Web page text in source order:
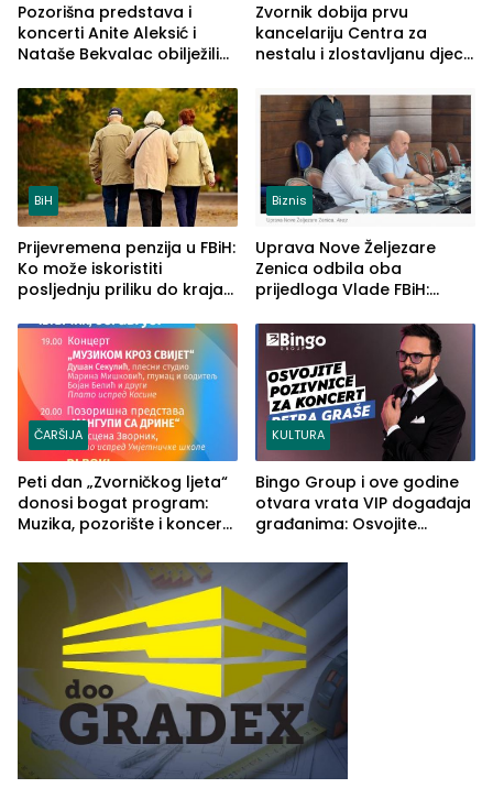
Pozorišna predstava i
koncerti Anite Aleksić i
Nataše Bekvalac obilježili
ljeta (FOTO)
Zvornik dobija prvu
kancelariju Centra za
nestalu i zlostavljanu djecu
BiH
Prijevremena penzija u FBiH:
Ko može iskoristiti
posljednju priliku do kraja
Biznis
Uprava Nove Željezare
Zenica odbila oba
prijedloga Vlade FBiH:
rješenje
ČARŠIJA
Peti dan „Zvorničkog ljeta“
donosi bogat program:
Muzika, pozorište i koncert
KULTURA
Bingo Group i ove godine
otvara vrata VIP događaja
građanima: Osvojite
Graše